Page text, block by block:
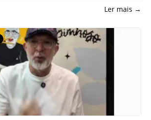
Ler mais →